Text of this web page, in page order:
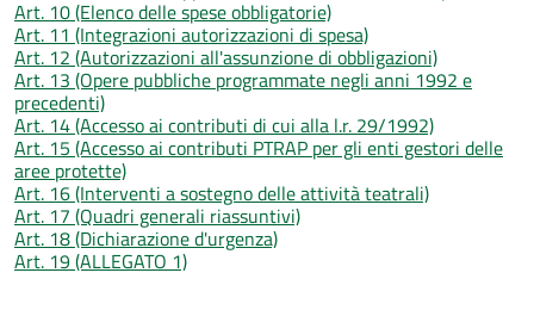
Art. 10 (Elenco delle spese obbligatorie)
Art. 11 (Integrazioni autorizzazioni di spesa)
Art. 12 (Autorizzazioni all'assunzione di obbligazioni)
Art. 13 (Opere pubbliche programmate negli anni 1992 e
precedenti)
Art. 14 (Accesso ai contributi di cui alla l.r. 29/1992)
Art. 15 (Accesso ai contributi PTRAP per gli enti gestori delle
aree protette)
Art. 16 (Interventi a sostegno delle attività teatrali)
Art. 17 (Quadri generali riassuntivi)
Art. 18 (Dichiarazione d'urgenza)
Art. 19 (ALLEGATO 1)